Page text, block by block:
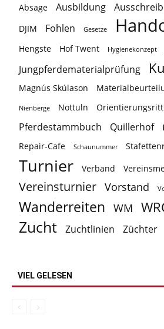
Absage Ausbildung
DJIM
Fohlen Gesetze
Hengste
Hof Twent Hygienekonzept
Jungpferdematerialprüfung
Magnús Skúlason
Nienberge Nottuln Orientierungsritt
Pferdestammbuch Quillerhof
Repair-Cafe
Schaunummer
Turnier Verband
Vereinsturnier Vorstand
Wanderreiten WM
Zucht Zuchtlinien Züchter
VIEL GELESEN